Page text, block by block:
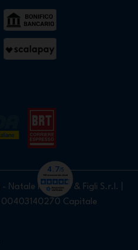
Nardello & Figli S.r.l. |
00403140270 Capitale